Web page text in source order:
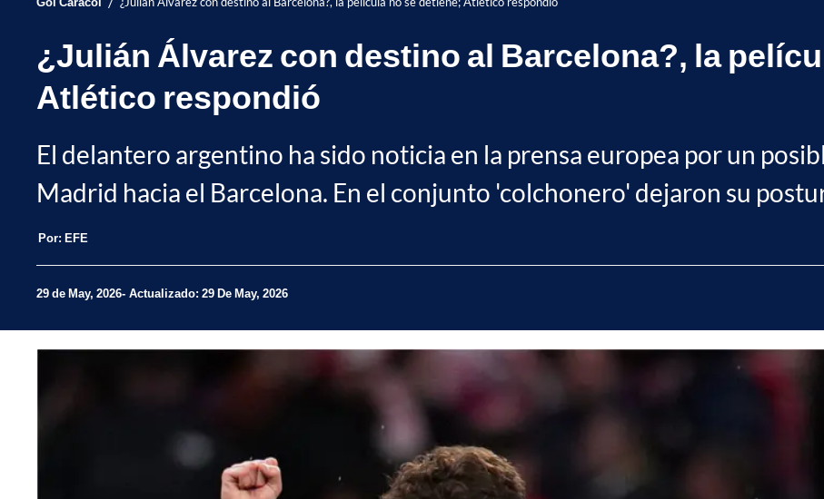
¿Julián Álvarez con destino al Barcelona?, la
Atlético respondió
El delantero argentino ha sido noticia en la prensa europea por un
Madrid hacia el Barcelona. En el conjunto 'colchonero' dejaron su
Por: EFE
29 de May, 2026 Actualizado: 29 De May, 2026